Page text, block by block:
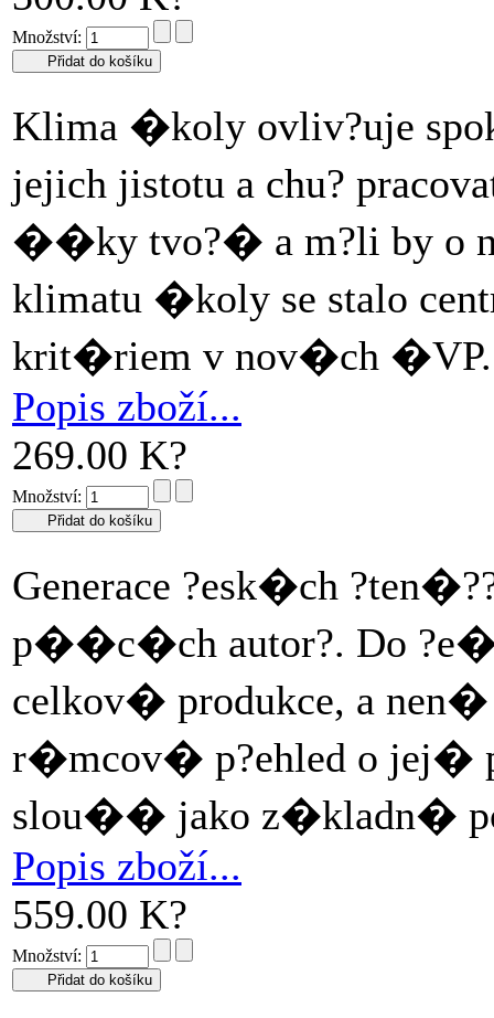
Množství:
Klima �koly ovliv?uje
jejich jistotu a chu?
��ky tvo?� a m?li by o
klimatu �koly se stalo
krit�riem v nov�ch
Popis zboží...
269.00 K?
Množství:
Generace ?esk�ch
p��c�ch autor?. Do
celkov� produkce, a
r�mcov� p?ehled o jej�
slou�� jako z�kladn�
Popis zboží...
559.00 K?
Množství: